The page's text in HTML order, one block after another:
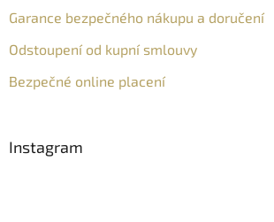
Garance bezpečného nákupu a doručení
Odstoupení od kupní smlouvy
Bezpečné online placení
Instagram